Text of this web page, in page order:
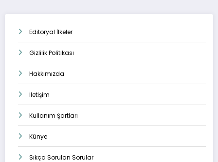
Editoryal İlkeler
Gizlilik Politikası
Hakkımızda
İletişim
Kullanım Şartları
Künye
Sıkça Sorulan Sorular